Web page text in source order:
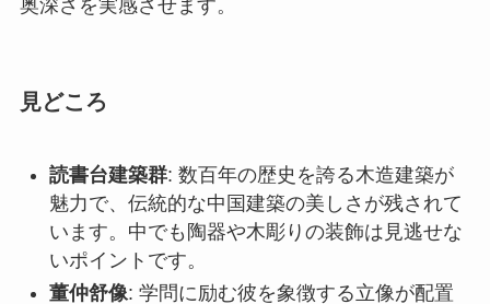
読書台建築群: 数百年の歴史を誇る木造建築が
いポイントです。
されており、歴史の息吹を感じるスポットで
す。
美しい庭園: 四季折々の自然が楽しめる庭園が
設けられており、訪れる者に安らぎと絵画のよ
うな景観を提供してくれます。